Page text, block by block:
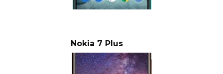
Nokia 7 Plus